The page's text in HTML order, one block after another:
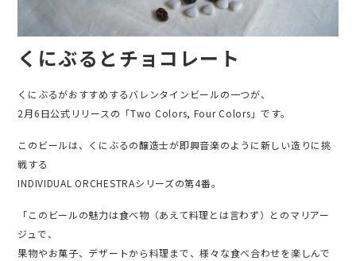
くにぶるとチョコレート
くにぶるがおすすめするバレンタインビールの一つが、
2月6日公式リリースの「Two Colors, Four Colors」です。
このビールは、くにぶるの醸造士が即興音楽のように新しい造りに挑
戦する
INDIVIDUAL ORCHESTRAシリーズの第4番。
「このビールの魅力は食べ物（あえて料理とは言わず）とのマリアー
ジュで、
果物やお菓子、デザートから料理まで、様々な食べ合わせを楽しんで